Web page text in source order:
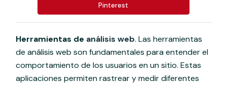
Pinterest
Herramientas de análisis web. Las herramientas
de análisis web son fundamentales para entender el
comportamiento de los usuarios en un sitio. Estas
aplicaciones permiten rastrear y medir diferentes